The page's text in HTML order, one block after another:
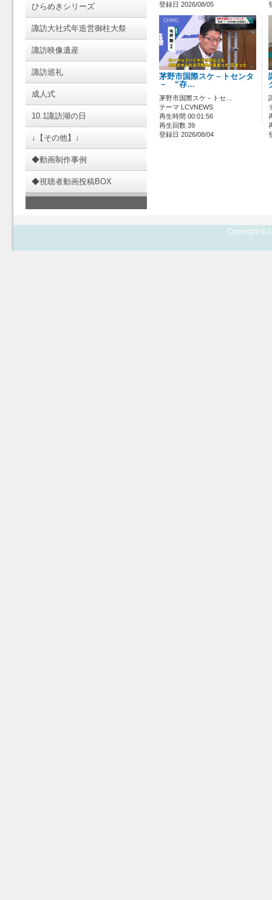
ひらめきシリーズ
諏訪大社式年造営御柱大祭
諏訪映像遺産
諏訪巡礼
成人式
10.1諏訪湖の日
↓【その他】↓
◆動画制作事例
◆視聴者動画投稿BOX
登録日 2026/08/05
茅野市国際スケ－トセンタ
－ “存…
茅野市国際スケ－トセ…
テーマ LCVNEWS
再生時間 00:01:56
再生回数 39
登録日 2026/08/04
Copyright ©